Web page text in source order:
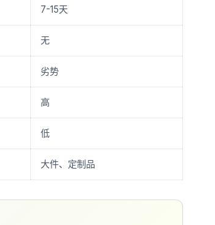
7-15天
无
劣势
高
低
大件、定制品